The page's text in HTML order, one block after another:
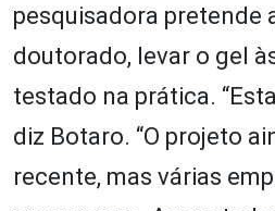
pesquisadora pretende
doutorado, levar o gel
testado na prática.
diz Botaro. “O projeto
recente, mas várias